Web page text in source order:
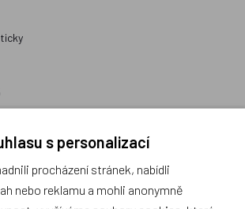
s personalizací
procházení stránek, nabídli
nebo reklamu a mohli anonymně